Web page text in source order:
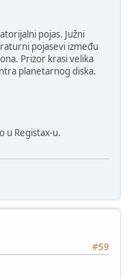
pojas. Južni
pojasevi između
Prizor krasi velika
planetarnog diska.
u Registax-u.
#59